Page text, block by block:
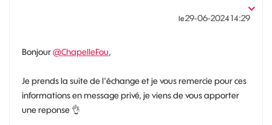
le‎29-06-202414:29
Bonjour@ChapelleFou,
Je prends la suite de l'échange et je vous remercie pour ces
informations en message privé, je viens de vous apporter
une reponse 👌